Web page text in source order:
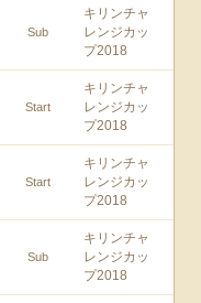
Sub
キリンチャ
レンジカッ
プ2018
Start
キリンチャ
レンジカッ
プ2018
Start
キリンチャ
レンジカッ
プ2018
Sub
キリンチャ
レンジカッ
プ2018